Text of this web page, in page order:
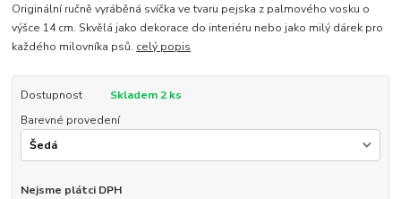
Originální ručně vyráběná svíčka ve tvaru pejska z palmového vosku o
výšce 14 cm. Skvělá jako dekorace do interiéru nebo jako milý dárek pro
každého milovníka psů. celý popis
Dostupnost
Skladem 2 ks
Barevné provedení
Nejsme plátci DPH